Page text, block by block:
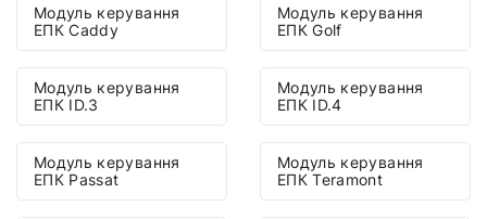
Модуль керування
ЕПК Caddy
Модуль керування
ЕПК Golf
Модуль керування
ЕПК ID.3
Модуль керування
ЕПК ID.4
Модуль керування
ЕПК Passat
Модуль керування
ЕПК Teramont